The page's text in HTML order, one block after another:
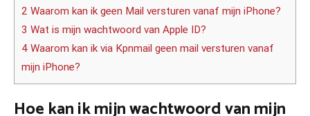
2 Waarom kan ik geen Mail versturen vanaf mijn iPhone?
3 Wat is mijn wachtwoord van Apple ID?
4 Waarom kan ik via Kpnmail geen mail versturen vanaf
mijn iPhone?
Hoe kan ik mijn wachtwoord van mijn